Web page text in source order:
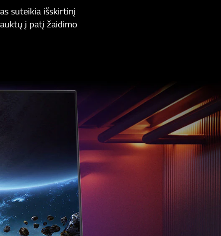
suteikia išskirtinį
į patį žaidimo